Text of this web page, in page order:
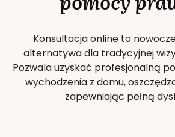
Konsultacja online to
alternatywa dla tradycyjnej
Pozwala uzyskać profesjonalną
wychodzenia z domu,
zapewniając pełną